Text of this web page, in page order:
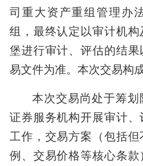
司重大资产重组管理办
组，最终认定以审计机
堡进行审计、评估的结
易文件为准。本次交易构
本次交易尚处于筹
证券服务机构开展审计
工作，交易方案（包括
例、交易价格等核心条